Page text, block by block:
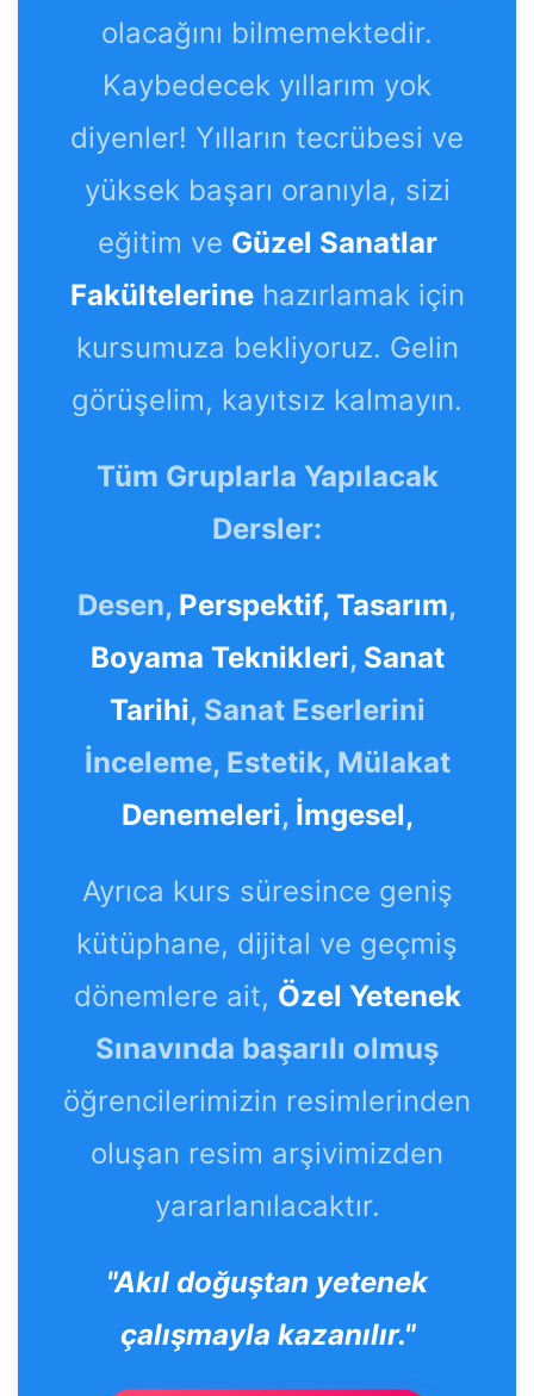
olacağını bilmemektedir.
Kaybedecek yıllarım yok
diyenler! Yılların tecrübesi ve
yüksek başarı oranıyla, sizi
eğitim ve Güzel Sanatlar
Fakültelerinehazırlamak için
kursumuza bekliyoruz. Gelin
görüşelim, kayıtsız kalmayın.
Tüm Gruplarla Yapılacak
Dersler:
Desen, Perspektif, Tasarım,
Boyama Teknikleri, Sanat
Tarihi, Sanat Eserlerini
İnceleme, Estetik, Mülakat
Denemeleri, İmgesel,
Ayrıca kurs süresince geniş
kütüphane, dijital ve geçmiş
dönemlere ait, Özel Yetenek
Sınavında başarılı olmuş
öğrencilerimizin resimlerinden
oluşan resim arşivimizden
yararlanılacaktır.
"Akıl doğuştan yetenek
çalışmayla kazanılır."